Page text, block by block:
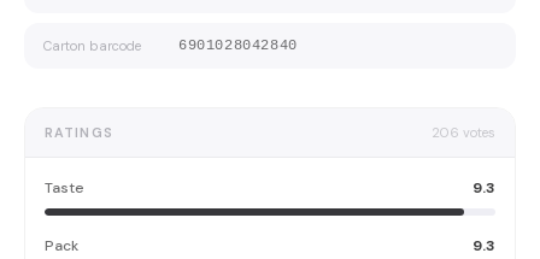
Carton barcode 6901028042840
RATINGS 206 votes
Taste 9.3
Pack 9.3